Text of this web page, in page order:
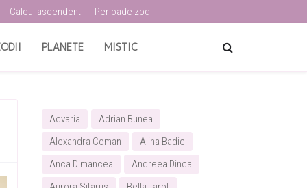
Calcul ascendent Perioade zodii
PLANETE MISTIC
Acvaria
Adrian Bunea
Alexandra Coman
Alina Badic
Anca Dimancea
Andreea Dinca